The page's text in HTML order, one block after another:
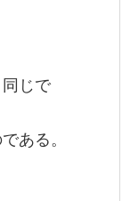
じで
ある。